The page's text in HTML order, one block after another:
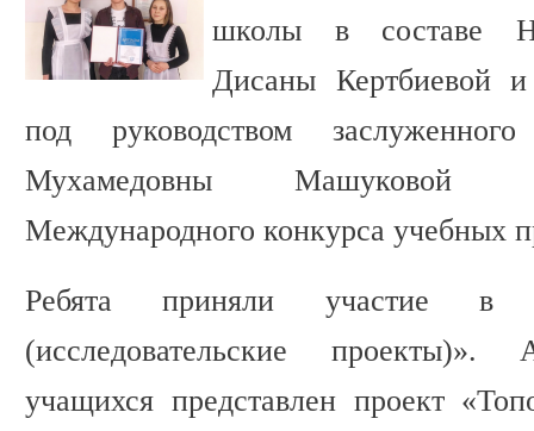
школы в составе
Дисаны Кертбиевой
под руководством
Мухамедовны Машуковой
Международного конкурса учебных
Ребята приняли участие в
(исследовательские проекты)».
учащихся представлен проект